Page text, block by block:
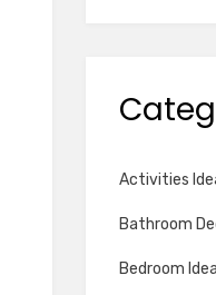
Activities
Bathroom
Bedroom